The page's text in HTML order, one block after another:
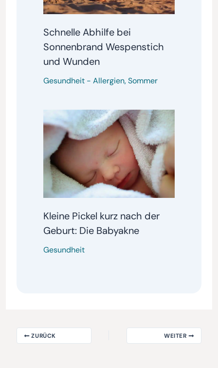
Schnelle Abhilfe bei
Sonnenbrand Wespenstich
und Wunden
Gesundheit- Allergien,Sommer
Kleine Pickel kurz nach der
Geburt: Die Babyakne
Gesundheit
ZURÜCK WEITER